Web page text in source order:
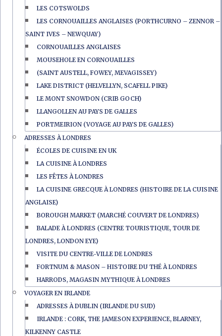
LES COTSWOLDS
LES CORNOUAILLES ANGLAISES (PORTHCURNO – ZENNOR –
SAINT IVES – NEWQUAY)
CORNOUAILLES ANGLAISES
MOUSEHOLE EN CORNOUAILLES
(SAINT AUSTELL, FOWEY, MEVAGISSEY)
LAKE DISTRICT (HELVELLYN, SCAFELL PIKE)
LE MONT SNOWDON (CRIB GOCH)
LLANGOLLEN AU PAYS DE GALLES
PORTMEIRION (VOYAGE AU PAYS DE GALLES)
ADRESSES À LONDRES
ÉCOLES DE CUISINE EN UK
LA CUISINE À LONDRES
LES FÊTES À LONDRES
LA CUISINE GRECQUE À LONDRES (HISTOIRE DE LA CUISINE
ANGLAISE)
BOROUGH MARKET (MARCHÉ COUVERT DE LONDRES)
BALADE À LONDRES (CENTRE TOURISTIQUE, TOUR DE
LONDRES, LONDON EYE)
VISITE DU CENTRE-VILLE DE LONDRES
FORTNUM & MASON – HISTOIRE DU THÉ À LONDRES
HARRODS, MAGASIN MYTHIQUE À LONDRES
VOYAGER EN IRLANDE
ADRESSES À DUBLIN (IRLANDE DU SUD)
IRLANDE : CORK, THE JAMESON EXPERIENCE, BLARNEY,
KILKENNY CASTLE